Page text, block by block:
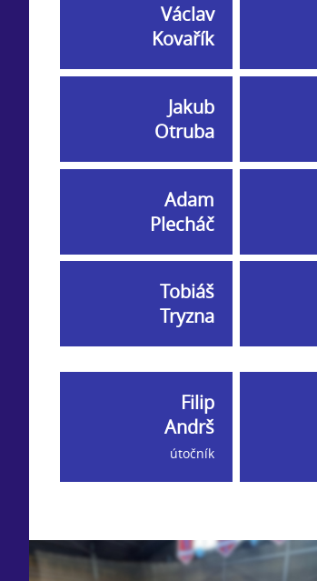
Václav
Kovařík
Jakub
Otruba
Adam
Plecháč
Tobiáš
Tryzna
Filip
Andrš
útočník